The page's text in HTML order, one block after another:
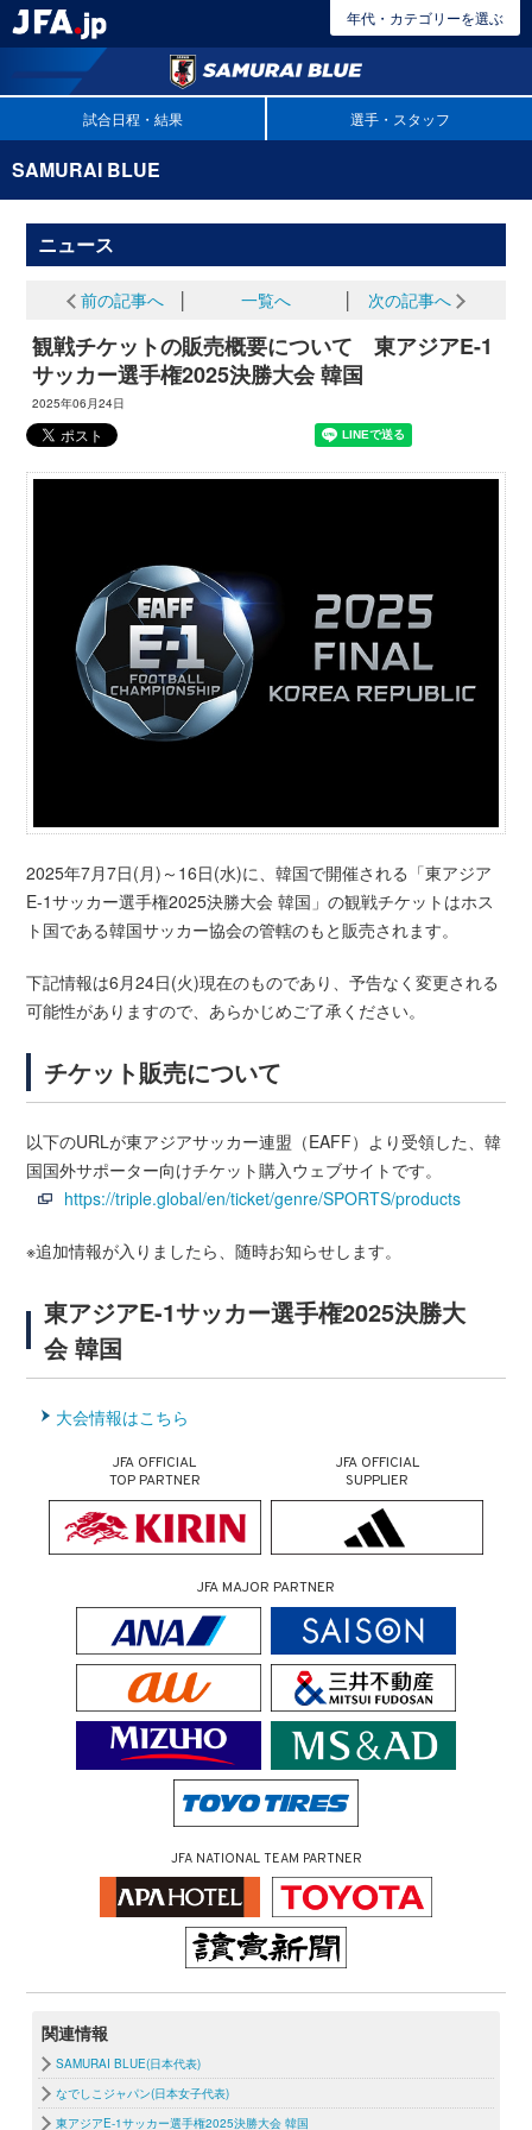
年代・カテゴリーを選ぶ
試合日程・結果 選手・スタッフ
SAMURAI BLUE
ニュース
前の記事へ 一覧へ 次の記事へ
観戦チケットの販売概要について 東アジアE-1
サッカー選手権2025決勝大会 韓国
2025年06月24日
2025年7月7日(月)～16日(水)に、韓国で開催される「東アジア
E-1サッカー選手権2025決勝大会 韓国」の観戦チケットはホス
ト国である韓国サッカー協会の管轄のもと販売されます。
下記情報は6月24日(火)現在のものであり、予告なく変更される
可能性がありますので、あらかじめご了承ください。
チケット販売について
以下のURLが東アジアサッカー連盟（EAFF）より受領した、韓
国国外サポーター向けチケット購入ウェブサイトです。
https://triple.global/en/ticket/genre/SPORTS/products
※追加情報が入りましたら、随時お知らせします。
東アジアE-1サッカー選手権2025決勝大
会 韓国
大会情報はこちら
JFA OFFICIAL
TOP PARTNER
JFA OFFICIAL
SUPPLIER
JFA MAJOR PARTNER
JFA NATIONAL TEAM PARTNER
関連情報
SAMURAI BLUE(日本代表)
なでしこジャパン(日本女子代表)
東アジアE-1サッカー選手権2025決勝大会 韓国